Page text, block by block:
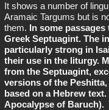
It shows a number of
Aramaic Targums but is
them. In some
Greek Septuagint. The
particularly strong in
their use in the liturgy.
from the Septuagint,
versions of the
based on a Hebrew
Apocalypse of Baruch).